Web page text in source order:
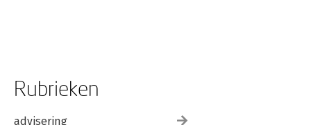
Rubrieken
advisering